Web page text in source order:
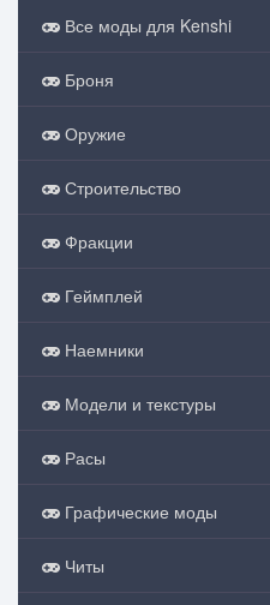
Все моды для Kenshi
Броня
Оружие
Строительство
Фракции
Геймплей
Наемники
Модели и текстуры
Расы
Графические моды
Читы